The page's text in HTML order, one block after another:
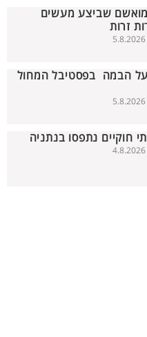
שביצע מעשים
זרות
5.8.2026
הבמה בפסטיבל המחול
5.8.2026
4.8.2026